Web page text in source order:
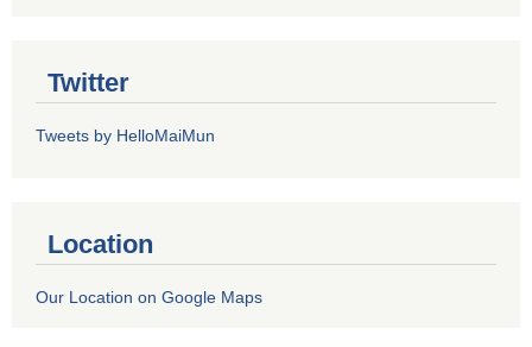
Twitter
Tweets by HelloMaiMun
Location
Our Location on Google Maps